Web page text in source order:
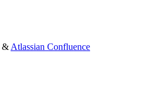
& Atlassian Confluence